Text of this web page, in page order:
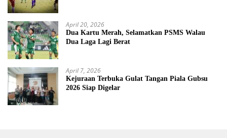
April 20, 2026
Dua Kartu Merah, Selamatkan PSMS Walau
Dua Laga Lagi Berat
April 7, 2026
Kejuraan Terbuka Gulat Tangan Piala Gubsu
2026 Siap Digelar